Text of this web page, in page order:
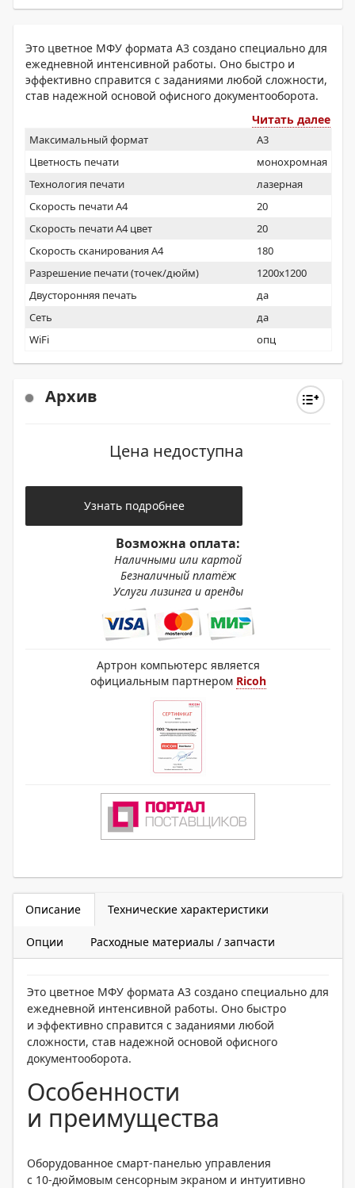
Это цветное МФУ формата A3 создано специально для
ежедневной интенсивной работы. Оно быстро и
эффективно справится с заданиями любой сложности,
став надежной основой офисного документооборота.
Читать далее
Максимальный формат
A3
Цветность печати
монохромная
Технология печати
лазерная
Скорость печати А4
20
Скорость печати А4 цвет
20
Скорость сканирования А4
180
Разрешение печати (точек/дюйм)
1200x1200
Двусторонняя печать
да
Сеть
да
WiFi
опц
Архив
Цена недоступна
Узнать подробнее
Возможна оплата:
Наличными или картой
Безналичный платёж
Услуги лизинга и аренды
Артрон компьютерс является
официальным партнером Ricoh
Описание Технические характеристики
Опции Расходные материалы / запчасти
Это цветное МФУ формата A3 создано специально для
ежедневной интенсивной работы. Оно быстро
и эффективно справится с заданиями любой
сложности, став надежной основой офисного
документооборота.
Особенности
и преимущества
Оборудованное смарт-панелью управления
с 10-дюймовым сенсорным экраном и интуитивно